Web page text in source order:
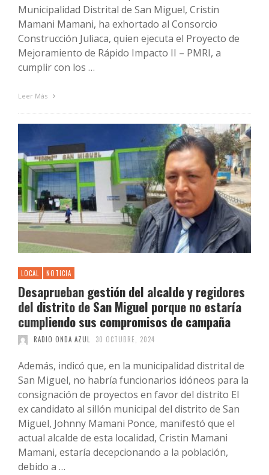
Municipalidad Distrital de San Miguel, Cristin
Mamani Mamani, ha exhortado al Consorcio
Construcción Juliaca, quien ejecuta el Proyecto de
Mejoramiento de Rápido Impacto II – PMRI, a
cumplir con los …
Leer Más
LOCAL NOTICIA
Desaprueban gestión del alcalde y regidores
del distrito de San Miguel porque no estaría
cumpliendo sus compromisos de campaña
RADIO ONDA AZUL 30 OCTUBRE, 2024
Además, indicó que, en la municipalidad distrital de
San Miguel, no habría funcionarios idóneos para la
consignación de proyectos en favor del distrito El
ex candidato al sillón municipal del distrito de San
Miguel, Johnny Mamani Ponce, manifestó que el
actual alcalde de esta localidad, Cristin Mamani
Mamani, estaría decepcionando a la población,
debido a …